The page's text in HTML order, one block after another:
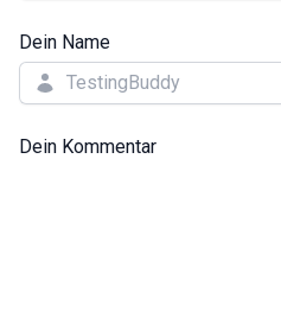
Dein Name
Dein Kommentar